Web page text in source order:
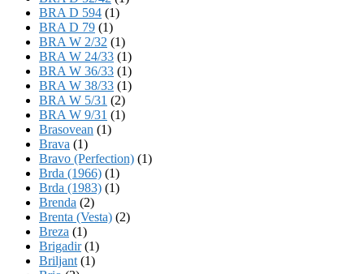
BRA D 594 (1)
BRA D 79 (1)
BRA W 2/32 (1)
BRA W 24/33 (1)
BRA W 36/33 (1)
BRA W 38/33 (1)
BRA W 5/31 (2)
BRA W 9/31 (1)
Brasovean (1)
Brava (1)
Bravo (Perfection) (1)
Brda (1966) (1)
Brda (1983) (1)
Brenda (2)
Brenta (Vesta) (2)
Breza (1)
Brigadir(1)
Briljant (1)